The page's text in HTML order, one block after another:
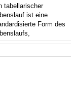
tabellarischer
ist eine
Form des